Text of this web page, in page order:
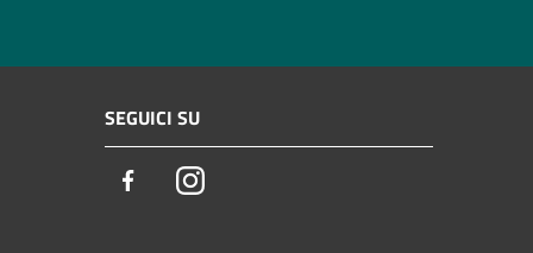
SEGUICI SU
FacebookInstagram